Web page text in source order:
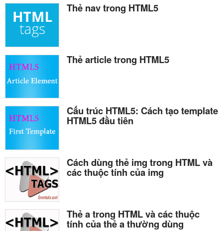
Thẻ nav trong HTML5
Thẻ article trong HTML5
Cấu trúc HTML5: Cách tạo template
HTML5 đầu tiên
Cách dùng thẻ img trong HTML và
các thuộc tính của img
Thẻ a trong HTML và các thuộc
tính của thẻ a thường dùng